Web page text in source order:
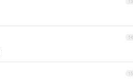
14
15